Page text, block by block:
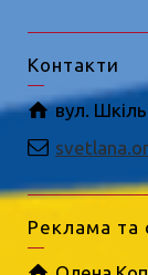
Контакти
вул.
Реклама та